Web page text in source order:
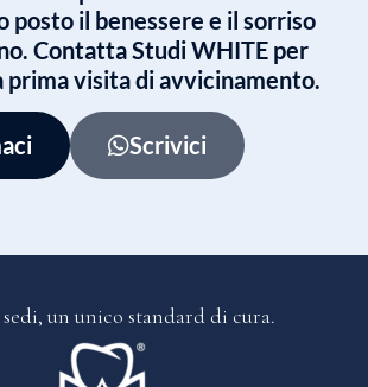
posto il benessere e il sorriso
Contatta Studi WHITE per
prima visita di avvicinamento.
Scrivici
un unico standard di cura.